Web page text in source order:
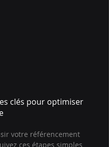
clés pour optimiser
votre référencement
ces étapes simples